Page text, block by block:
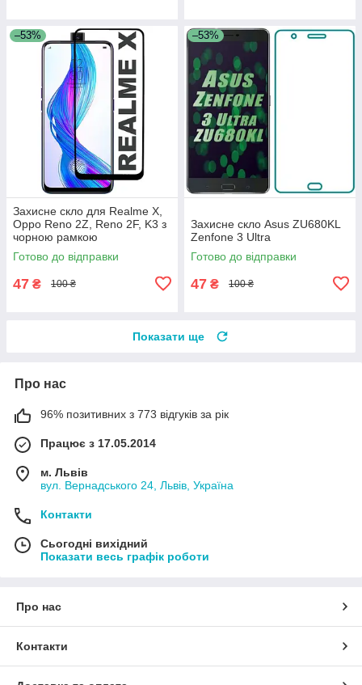
–53%
Захисне скло для Realme X,
Oppo Reno 2Z, Reno 2F, K3 з
чорною рамкою
Готово до відправки
47 ₴ 100 ₴
–53%
Захисне скло Asus ZU680KL
Zenfone 3 Ultra
Готово до відправки
47 ₴ 100 ₴
Показати ще
Про нас
96% позитивних з 773 відгуків за рік
Працює з 17.05.2014
м. Львів
вул. Вернадського 24, Львів, Україна
Контакти
Сьогодні вихідний
Показати весь графік роботи
Про нас
Контакти